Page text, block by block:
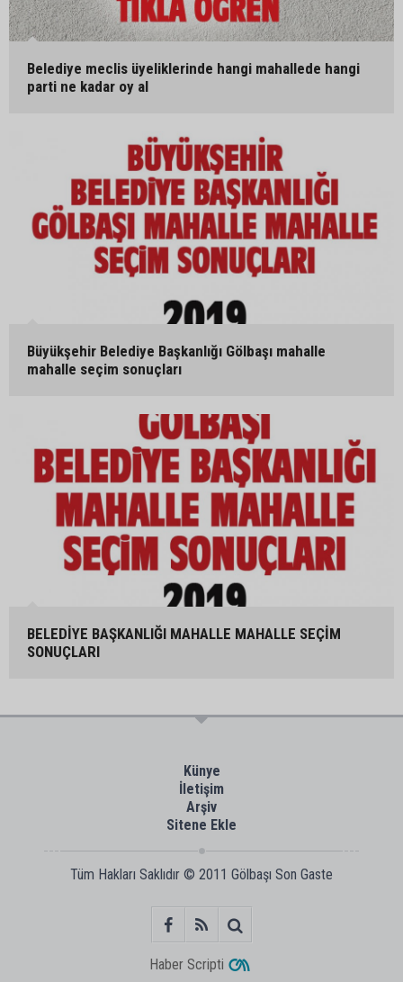
Belediye meclis üyeliklerinde hangi mahallede hangi
parti ne kadar oy al
Büyükşehir Belediye Başkanlığı Gölbaşı mahalle
mahalle seçim sonuçları
BELEDİYE BAŞKANLIĞI MAHALLE MAHALLE SEÇİM
SONUÇLARI
Künye
İletişim
Arşiv
Sitene Ekle
Tüm Hakları Saklıdır © 2011 Gölbaşı Son Gaste
Haber Scripti